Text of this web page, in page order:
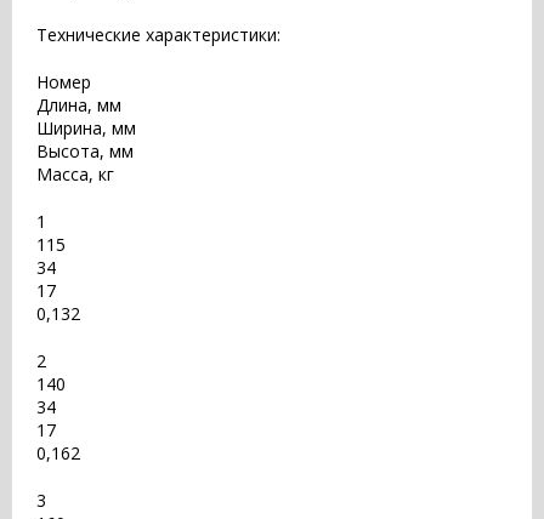
Технические характеристики:
Номер
Длина, мм
Ширина, мм
Высота, мм
Масса, кг
1
115
34
17
0,132
2
140
34
17
0,162
3